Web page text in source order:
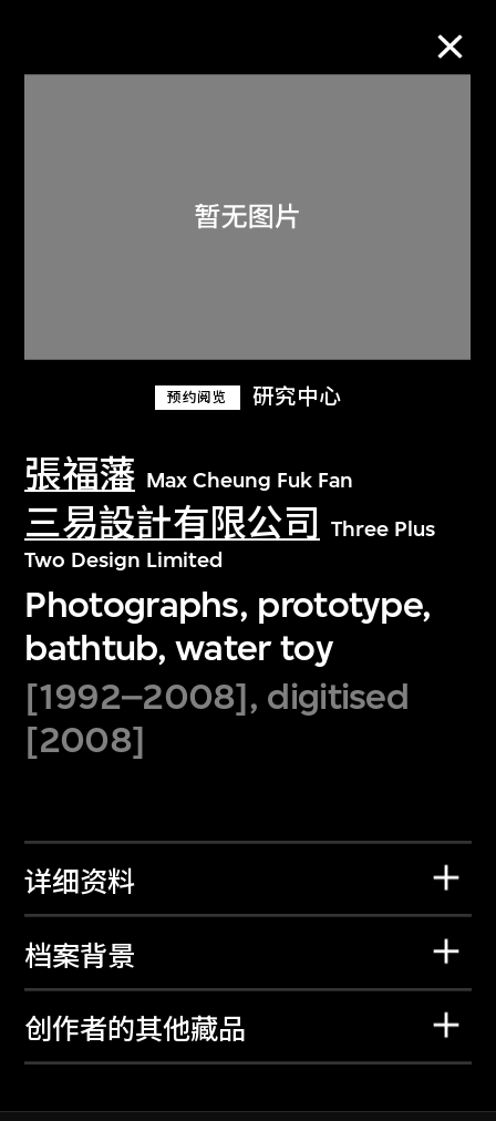
预约阅览 研究中心
張福藩 Max Cheung Fuk Fan
三易設計有限公司
Three Plus
Two Design Limited
Photographs, prototype,
bathtub, water toy
[1992–2008], digitised
[2008]
详细资料
档案背景
创作者的其他藏品
关于M+藏品
探索世界顶级的二十及二十一世纪视觉
文化藏品。